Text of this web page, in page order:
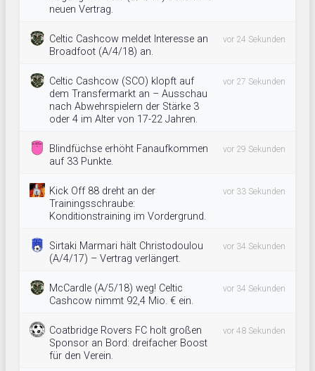
neuen Vertrag.
Celtic Cashcow meldet Interesse an
Broadfoot (A/4/18) an.
vor 24 Sekunden
Celtic Cashcow (SCO) klopft auf
dem Transfermarkt an – Ausschau
nach Abwehrspielern der Stärke 3
oder 4 im Alter von 17-22 Jahren.
vor 27 Sekunden
Blindfüchse erhöht Fanaufkommen
auf 33 Punkte.
vor 29 Sekunden
Kick Off 88 dreht an der
Trainingsschraube:
Konditionstraining im Vordergrund.
vor 33 Sekunden
Sirtaki Marmari hält Christodoulou
(A/4/17) – Vertrag verlängert.
vor 34 Sekunden
McCardle (A/5/18) weg! Celtic
Cashcow nimmt 92,4 Mio. € ein.
vor 34 Sekunden
Coatbridge Rovers FC holt großen
Sponsor an Bord: dreifacher Boost
für den Verein.
vor 48 Sekunden